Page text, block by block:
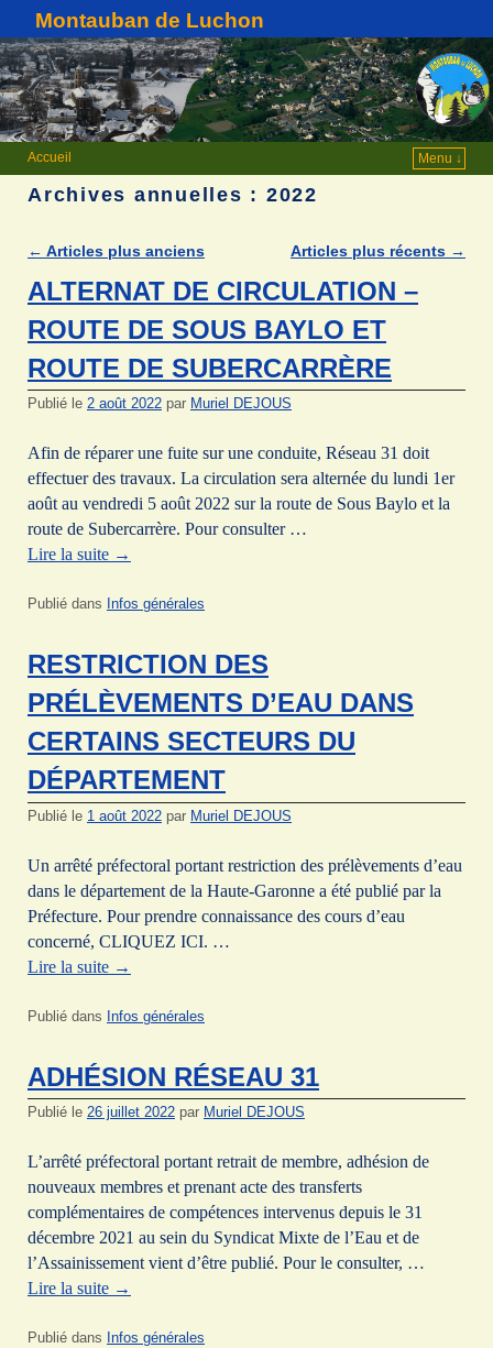
Montauban de Luchon
Accueil Menu ↓
Archives annuelles : 2022
Navigation des articles
← Articles plus anciens Articles plus récents →
ALTERNAT DE CIRCULATION –
ROUTE DE SOUS BAYLO ET
ROUTE DE SUBERCARRÈRE
Publié le 2 août 2022 par Muriel DEJOUS
Afin de réparer une fuite sur une conduite, Réseau 31 doit
effectuer des travaux. La circulation sera alternée du lundi 1er
août au vendredi 5 août 2022 sur la route de Sous Baylo et la
route de Subercarrère. Pour consulter …
Lire la suite →
Publié dans Infos générales
RESTRICTION DES
PRÉLÈVEMENTS D’EAU DANS
CERTAINS SECTEURS DU
DÉPARTEMENT
Publié le 1 août 2022 par Muriel DEJOUS
Un arrêté préfectoral portant restriction des prélèvements d’eau
dans le département de la Haute-Garonne a été publié par la
Préfecture. Pour prendre connaissance des cours d’eau
concerné, CLIQUEZ ICI. …
Lire la suite →
Publié dans Infos générales
ADHÉSION RÉSEAU 31
Publié le 26 juillet 2022 par Muriel DEJOUS
L’arrêté préfectoral portant retrait de membre, adhésion de
nouveaux membres et prenant acte des transferts
complémentaires de compétences intervenus depuis le 31
décembre 2021 au sein du Syndicat Mixte de l’Eau et de
l’Assainissement vient d’être publié. Pour le consulter, …
Lire la suite →
Publié dans Infos générales